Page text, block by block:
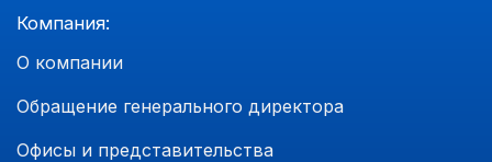
Компания:
О компании
Обращение генерального директора
Офисы и представительства